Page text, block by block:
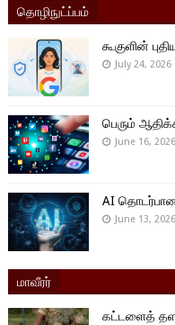
தொழிநுட்ப்பம்
கூகுளின்
July 24, 2026
பெரும்
June 16, 2026
AI தொடர்பான
June 13, 2026
மாவீரர்
கட்டளைத்